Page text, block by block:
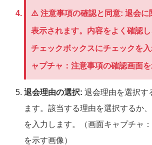
⚠️ 注意事項の確認と同意: 退会に
表示されます。内容をよく確認
チェックボックスにチェックを
ャプチャ：注意事項の確認画面を
退会理由の選択: 退会理由を選択す
ます。該当する理由を選択するか
を入力します。（画面キャプチャ
を示す画像）